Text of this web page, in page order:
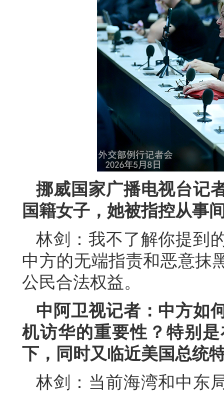
挪威国家广播电视台记
国籍女子，她被指控从事
林剑：我不了解你提到
中方的无端指责和恶意抹
公民合法权益。
中阿卫视记者：中方如
机访华的重要性？特别
下，同时又临近美国总统
林剑：当前海湾和中东